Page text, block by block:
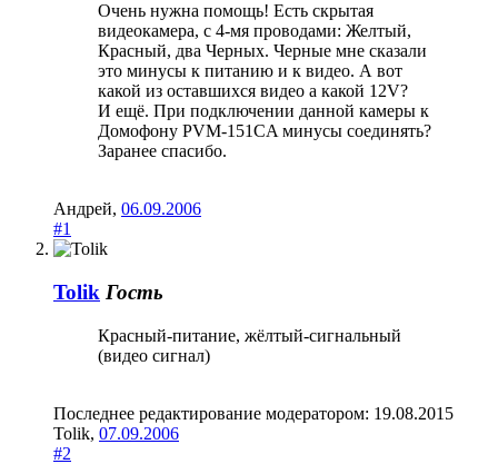
Очень нужна помощь! Есть скрытая
видеокамера, с 4-мя проводами: Желтый,
Красный, два Черных. Черные мне сказали
это минусы к питанию и к видео. А вот
какой из оставшихся видео а какой 12V?
И ещё. При подключении данной камеры к
Домофону PVM-151CA минусы соединять?
Заранее спасибо.
Андрей, 06.09.2006
#1
Tolik Гость
Красный-питание, жёлтый-сигнальный
(видео сигнал)
Последнее редактирование модератором: 19.08.2015
Tolik, 07.09.2006
#2